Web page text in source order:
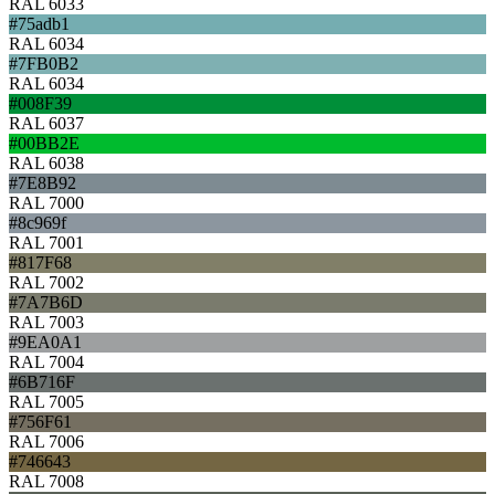
#75adb1
RAL 6034
#7FB0B2
RAL 6034
#008F39
RAL 6037
#00BB2E
RAL 6038
#7E8B92
RAL 7000
#8c969f
RAL 7001
#817F68
RAL 7002
#7A7B6D
RAL 7003
#9EA0A1
RAL 7004
#6B716F
RAL 7005
#756F61
RAL 7006
#746643
RAL 7008